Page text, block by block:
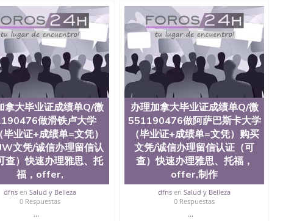
圣何塞州立大学毕业证（San Jose State
State University）圣何塞州立大学毕业证（San Jose State
State University）圣何塞州立大学成绩单（ San Jose State
State University）成绩单圣何塞州立大学文凭（San Jose
State University）圣何塞州立大学（San Jose State
University）圣何塞州立大学（San Jose State University）
）圣何塞州立大学文凭（San Jose State University）文凭
）圣何塞州立大学学历（ San Jose State University）圣何
圣何塞州立大学学历（San Jose State University）圣 塞州立
州立大学（San Jose State University）圣何塞州立大学
（San Jose State University）圣何塞州立大学（San Jose
Jose State University）圣何塞州立大学学位证（San Jose
Jose State University）圣何塞州立大学（San Jose State
University）圣何塞州立大学（San Jose State University）圣
何塞州立大学学位证（San Jose State University）圣何塞州
何塞州立大学结业证（San Jose State University）圣何塞州
何塞州立大学结业证（San Jose State University）圣何塞州
何塞州立大学学位证（San Jose State University）圣何塞州
圣何塞州立大学学历证书（San Jose State University）圣何
拿大毕业证成绩单Q/微
做滑铁卢大学
业证+成绩单=文凭）
文凭/诚信办理留信认
查）快速办理雅思、托
福，offer,
dfnsen Salud y Belleza
0 Respuestas
...
办理加拿大毕业证成绩单Q/微
551190476做阿萨巴斯卡大学
（毕业证+成绩单=文凭）购买
文凭/诚信办理留信认证（可
查）快速办理雅思、托福，
offer,制作
dfns enSalud y Belleza
0 Respuestas
...